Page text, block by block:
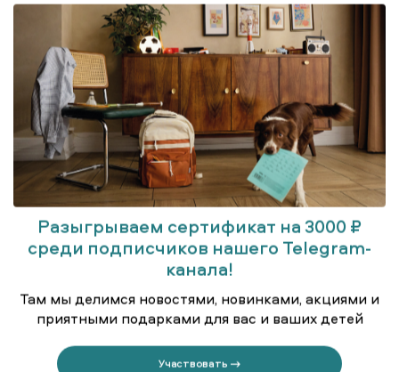
Бомбер
Разыгрываем сертификат на 3000 ₽
среди подписчиков нашего Telegram-
канала!
Там мы делимся новостями, новинками, акциями и
приятными подарками для вас и ваших детей
Участвовать →